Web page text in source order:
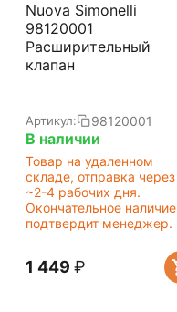
Nuova Simonelli
98120001
Расширительный
клапан
Артикул: 98120001
В наличии
Товар на удаленном
складе, отправка через
~2-4 рабочих дня.
Окончательное наличие
подтвердит менеджер.
1 449 ₽